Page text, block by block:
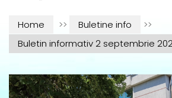
Home >> Buletine info
>>
Buletin informativ 2 septembrie